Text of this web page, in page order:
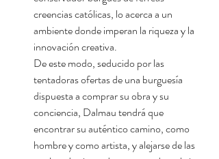
creencias católicas, lo acerca a un
ambiente donde imperan la riqueza y la
innovación creativa.
De este modo, seducido por las
tentadoras ofertas de una burguesía
dispuesta a comprar su obra y su
conciencia, Dalmau tendrá que
encontrar su auténtico camino, como
hombre y como artista, y alejarse de las